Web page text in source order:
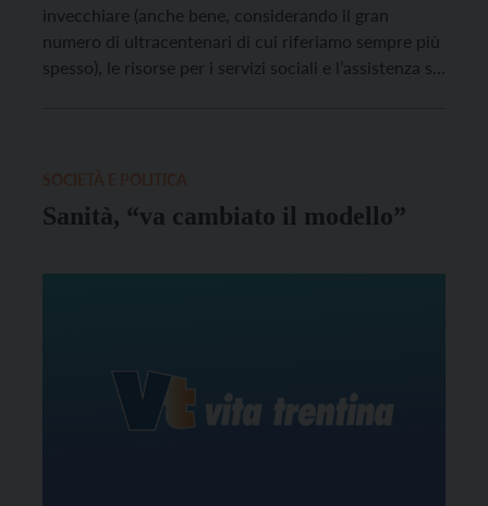
invecchiare (anche bene, considerando il gran
numero di ultracentenari di cui riferiamo sempre più
spesso), le risorse per i servizi sociali e l’assistenza si
Sanità, “va cambiato il modello”